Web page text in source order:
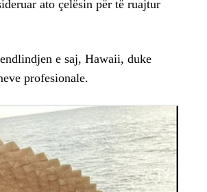
ato çelësin për të ruajtur
e saj, Hawaii, duke
profesionale.